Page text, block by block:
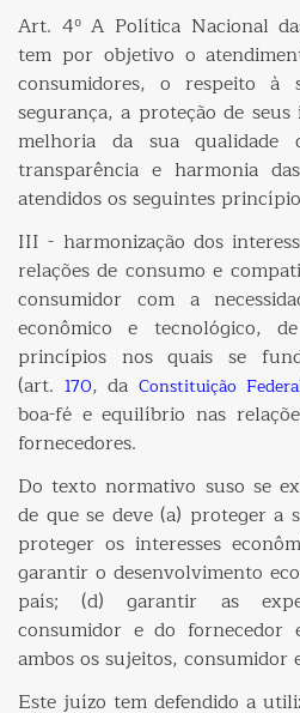
Art. 4º A Política Nacional
tem por objetivo o
consumidores, o respeito à
segurança, a proteção de seus
melhoria da sua
transparência e harmonia
atendidos os seguintes
III - harmonização dos
relações de consumo e
consumidor com a
econômico e tecnológico,
princípios nos quais se
(art. 170, da Constituição
boa-fé e equilíbrio nas
fornecedores.
Do texto normativo suso se
de que se deve (a) proteger a
proteger os interesses
garantir o desenvolvimento
país; (d) garantir as
consumidor e do
ambos os sujeitos, consumidor
Este juízo tem defendido a